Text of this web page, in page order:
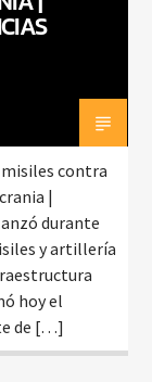
misiles contra
|
durante
y artillería
hoy el
de […]